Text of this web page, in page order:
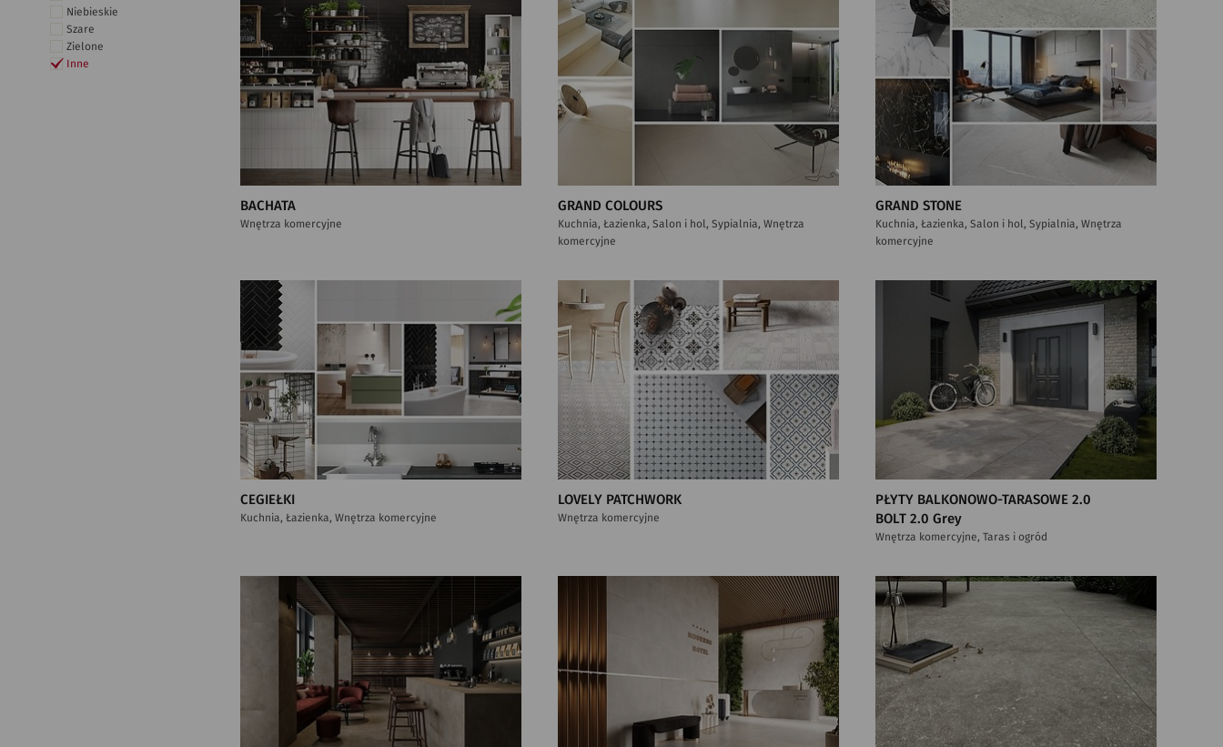
Niebieskie
Szare
Zielone
Inne
BACHATA
Wnętrza komercyjne
GRAND COLOURS
Kuchnia, Łazienka, Salon i hol, Sypialnia, Wnętrza
komercyjne
GRAND STONE
Kuchnia, Łazienka, Salon i hol, Sypialnia, Wnętrza
komercyjne
CEGIEŁKI
Kuchnia, Łazienka, Wnętrza komercyjne
LOVELY PATCHWORK
Wnętrza komercyjne
PŁYTY BALKONOWO-TARASOWE 2.0
BOLT 2.0 Grey
Wnętrza komercyjne, Taras i ogród